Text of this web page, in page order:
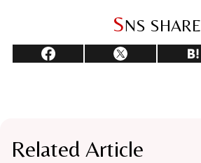
SNS SHARE
Related Article